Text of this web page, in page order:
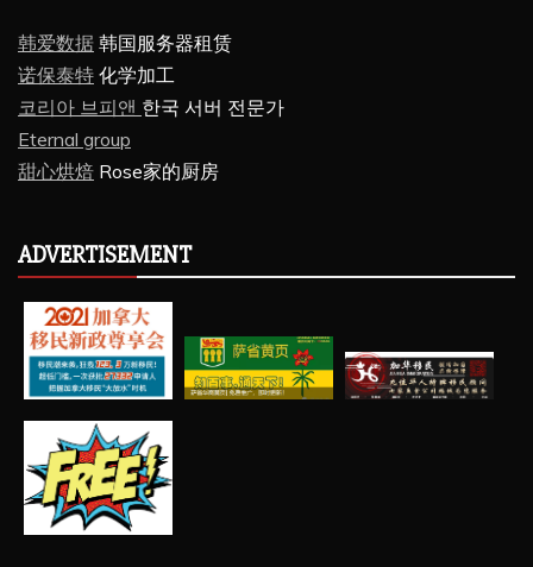
韩爱数据 韩国服务器租赁
诺保泰特 化学加工
코리아 브피앤 한국 서버 전문가
Eternal group
甜心烘焙 Rose家的厨房
ADVERTISEMENT